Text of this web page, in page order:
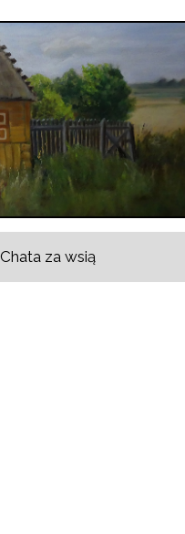
Chata za wsią